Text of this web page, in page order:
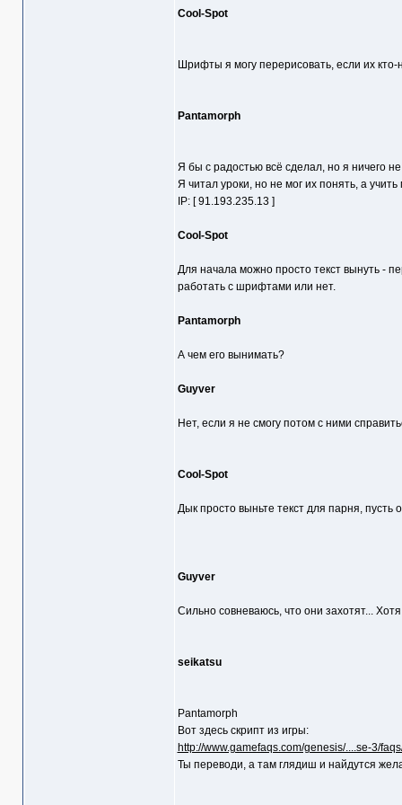
Cool-Spot
Шрифты я могу перерисовать, если их кто-
Pantamorph
Я бы с радостью всё сделал, но я ничего
Я читал уроки, но не мог их понять, а
IP: [ 91.193.235.13 ]
Cool-Spot
Для начала можно просто текст вынуть -
работать с шрифтами или нет.
Pantamorph
А чем его вынимать?
Guyver
Нет, если я не смогу потом с ними
Cool-Spot
Дык просто выньте текст для парня,
Guyver
Сильно совневаюсь, что они захотят...
seikatsu
Pantamorph
Вот здесь скрипт из игры:
http://www.gamefaqs.com/genesis/....se-3/
Ты переводи, а там глядиш и найдутся